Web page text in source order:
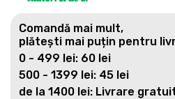
1. GENERALITĂȚI
www.linella.md este site-ul
Comandă mai mult,
plătești mai puțin pentru
0 - 499 lei: 60 lei
500 - 1399 lei: 45 lei
de la 1400 lei: Livrare